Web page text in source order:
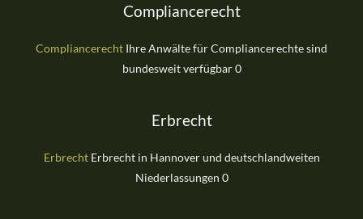
Compliancerecht
Compliancerecht Ihre Anwälte für Compliancerechte sind
bundesweit verfügbar 0
Erbrecht
ErbrechtErbrecht in Hannover und deutschlandweiten
Niederlassungen 0